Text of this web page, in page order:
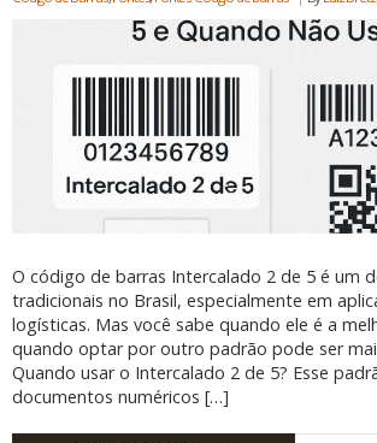
O código de barras Intercalado 2 de 5 é um
tradicionais no Brasil, especialmente em
logísticas. Mas você sabe quando ele é a
quando optar por outro padrão pode ser
Quando usar o Intercalado 2 de 5? Esse
documentos numéricos […]